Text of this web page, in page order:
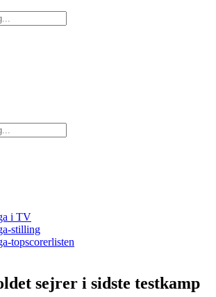
i TV
stilling
topscorerlisten
sejrer i sidste testkamp